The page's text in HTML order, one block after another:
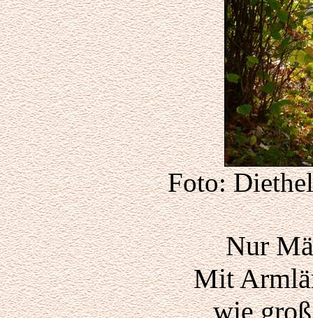
Foto:
Nur
Mit
wie